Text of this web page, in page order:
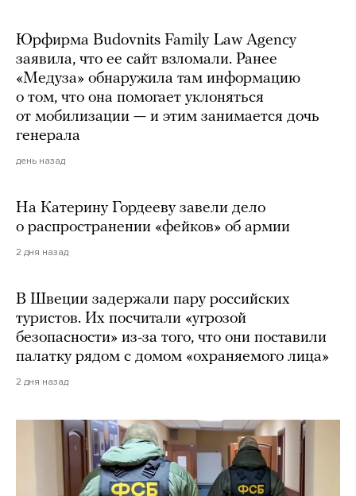
Юрфирма Budovnits Family Law Agency
заявила, что ее сайт взломали. Ранее
«Медуза» обнаружила там информацию
о том, что она помогает уклоняться
от мобилизации — и этим занимается дочь
генерала
день назад
На Катерину Гордееву завели дело
о распространении «фейков» об армии
2 дня назад
В Швеции задержали пару российских
туристов. Их посчитали «угрозой
безопасности» из-за того, что они поставили
палатку рядом с домом «охраняемого лица»
2 дня назад